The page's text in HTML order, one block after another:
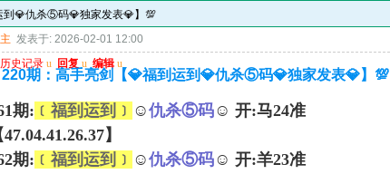
到💎仇杀⑤码💎独家发表💎】💯
发表于: 2026-02-01 12:00
历史记录 u 回复 u 编辑 u
220期：高手亮剑【💎福到运到💎仇杀⑤码💎独家发表💎】💯
期: ﹝福到运到﹞ ☺仇杀⑤码☺ 开:马24准
47.04.41.26.37】
期: ﹝福到运到﹞ ☺仇杀⑤码☺ 开:羊23准